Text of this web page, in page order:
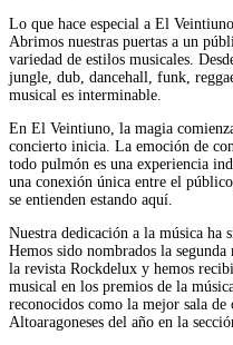
Lo que hace especial a El
Abrimos nuestras puertas a un
variedad de estilos musicales.
jungle, dub, dancehall, funk,
musical es interminable.
En El Veintiuno, la magia
concierto inicia. La emoción de
todo pulmón es una experiencia
una conexión única entre el
se entienden estando aquí.
Nuestra dedicación a la música ha
Hemos sido nombrados la
la revista Rockdelux y hemos
musical en los premios de la
reconocidos como la mejor sala
Altoaragoneses del año en la